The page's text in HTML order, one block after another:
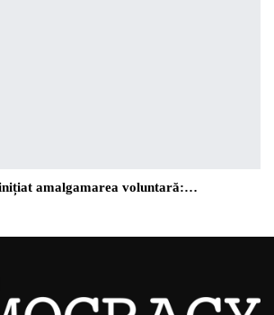
amalgamarea voluntară:…